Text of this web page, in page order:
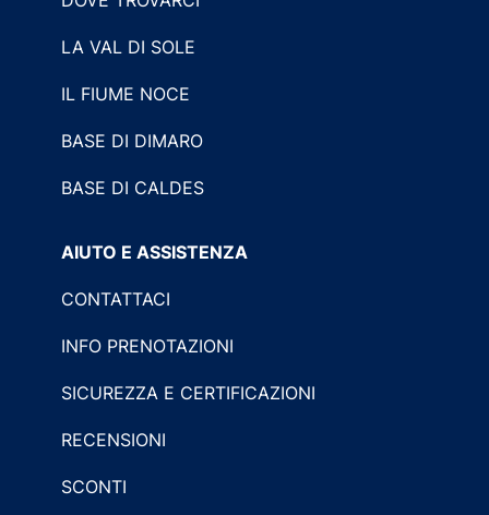
LA VAL DI SOLE
IL FIUME NOCE
BASE DI DIMARO
BASE DI CALDES
AIUTO E ASSISTENZA
CONTATTACI
INFO PRENOTAZIONI
SICUREZZA E CERTIFICAZIONI
RECENSIONI
SCONTI